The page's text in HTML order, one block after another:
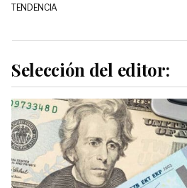
TENDENCIA
Selección del editor: